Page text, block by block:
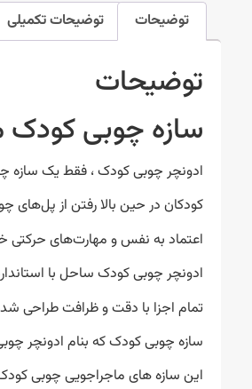
توضیحات توضیحات تکمیلی
توضیحات
سازه چوبی کودک
ادونچر چوبی کودک ، فقط یک
کودکان در حین بالا رفتن از پل‌های
اعتماد به نفس و مهارت‌های
ادونچر چوبی کودک ساحل با
تمام اجزا با دقت و ظرافت طراحی
سازه چوبی کودک که بنام ادونچر
این سازه های ماجراجویی چوبی